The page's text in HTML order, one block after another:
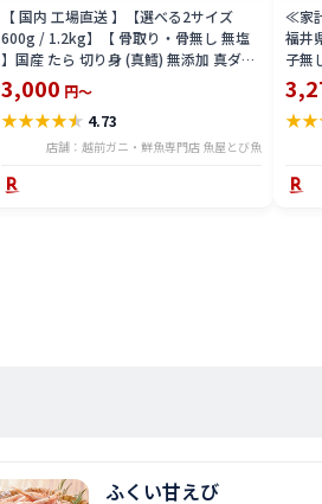
【 国内 工場直送 】【選べる2サイズ
600g / 1.2kg】【 骨取り・骨無し 無塩
】国産 たら 切り身 (真鱈) 無添加 真ダラ
骨抜き 鍋 フライ ホイル焼き 送料無料
tar2306-12ka
3,000 円～
★★★★★ 4.73
店舗：越前ガニ・鮮魚専門店 魚屋とび魚
≪家
福井
子無
マエ
凍結
★★
ふくい甘えび